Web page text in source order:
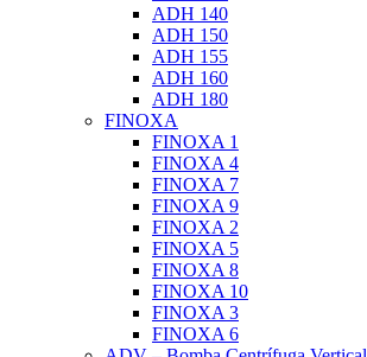
ADH 140
ADH 150
ADH 155
ADH 160
ADH 180
FINOXA
FINOXA 1
FINOXA 4
FINOXA 7
FINOXA 9
FINOXA 2
FINOXA 5
FINOXA 8
FINOXA 10
FINOXA 3
FINOXA 6